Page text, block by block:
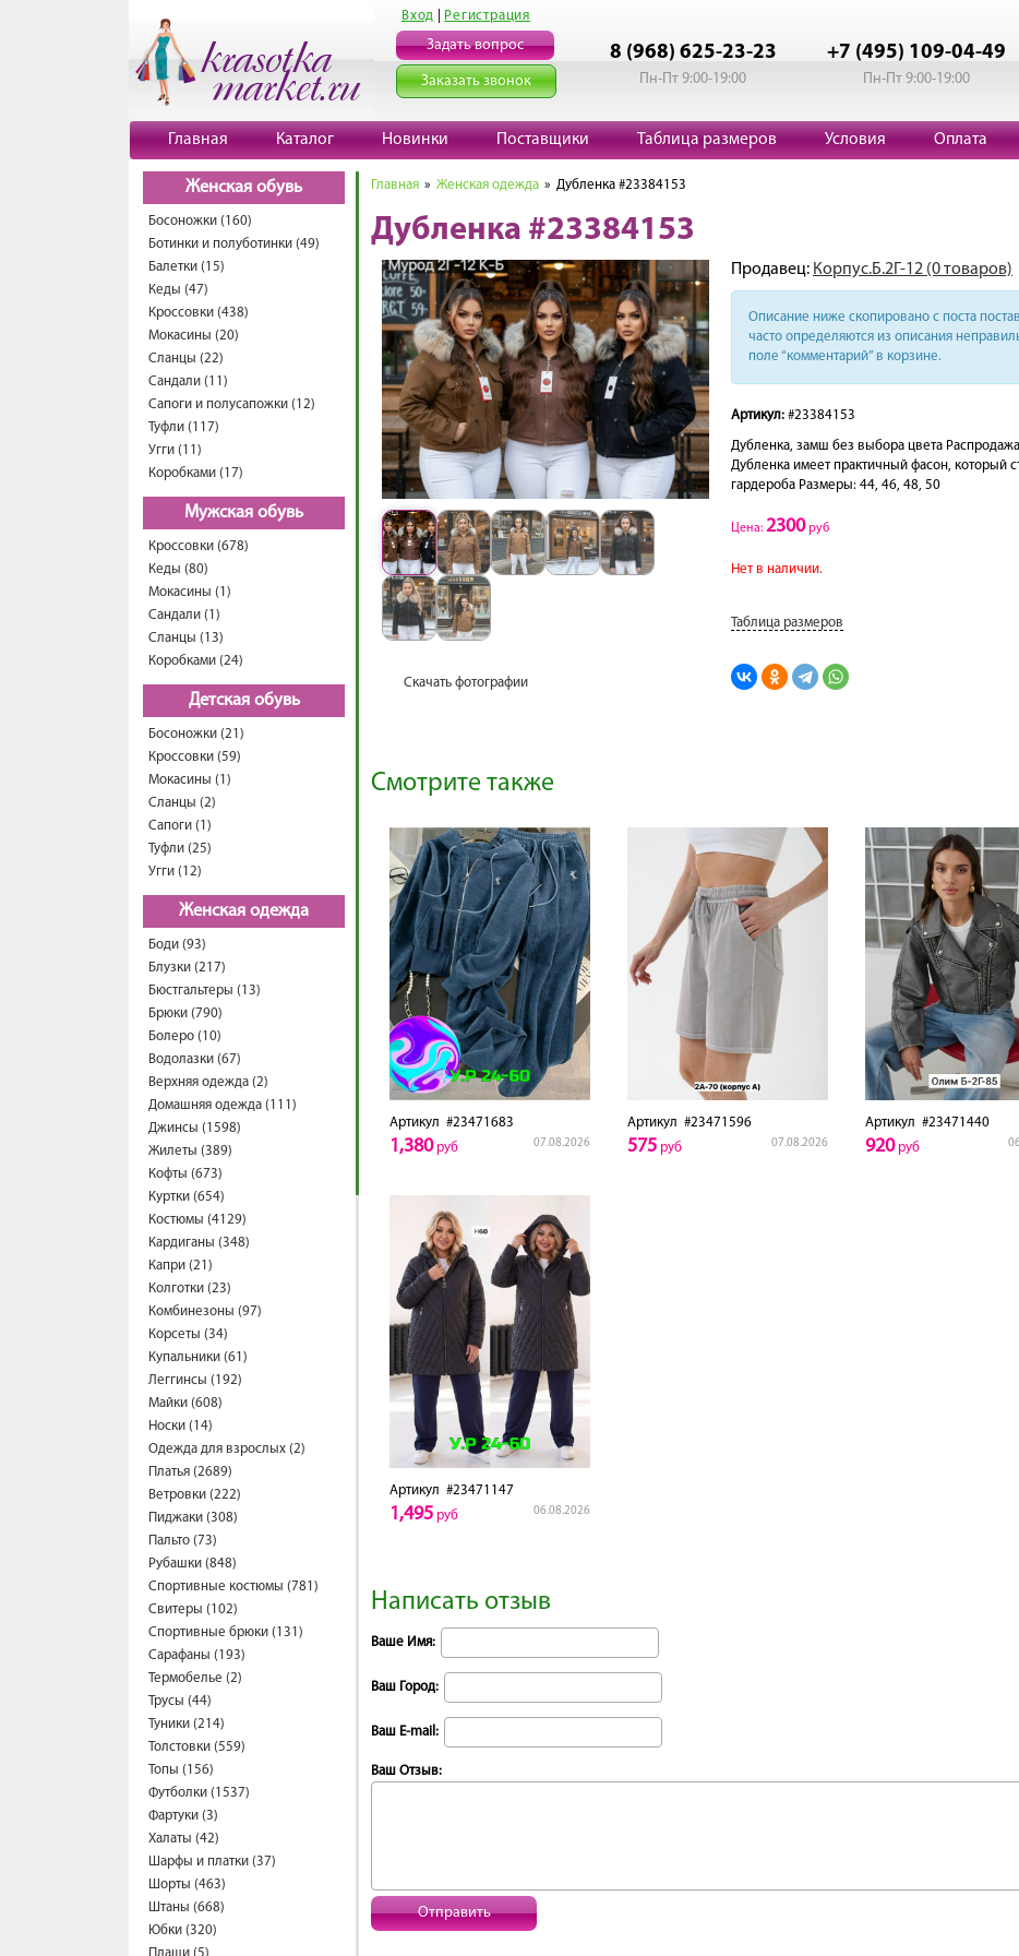
Вход Регистрация
Задать вопрос
Заказать звонок
8 (968) 625-23-23
Пн-Пт 9:00-19:00
+7 (495) 109-04-49
Пн-Пт 9:00-19:00
Главная Каталог Новинки Поставщики Таблица размеров Условия Оплата
Женская обувь
Босоножки (160)
Ботинки и полуботинки (49)
Балетки (15)
Кеды (47)
Кроссовки (438)
Мокасины (20)
Сланцы (22)
Сандали (11)
Сапоги и полусапожки (12)
Туфли (117)
Угги (11)
Коробками (17)
Мужская обувь
Кроссовки (678)
Кеды (80)
Мокасины (1)
Сандали (1)
Сланцы (13)
Коробками (24)
Детская обувь
Босоножки (21)
Кроссовки (59)
Мокасины (1)
Сланцы (2)
Сапоги (1)
Туфли (25)
Угги (12)
Женская одежда
Боди (93)
Блузки (217)
Бюстгальтеры (13)
Брюки (790)
Болеро (10)
Водолазки (67)
Верхняя одежда (2)
Домашняя одежда (111)
Джинсы (1598)
Жилеты (389)
Кофты (673)
Куртки (654)
Костюмы (4129)
Кардиганы (348)
Капри (21)
Колготки (23)
Комбинезоны (97)
Корсеты (34)
Купальники (61)
Леггинсы (192)
Майки (608)
Носки (14)
Одежда для взрослых (2)
Платья (2689)
Ветровки (222)
Пиджаки (308)
Пальто (73)
Рубашки (848)
Спортивные костюмы (781)
Свитеры (102)
Спортивные брюки (131)
Сарафаны (193)
Термобелье (2)
Трусы (44)
Туники (214)
Толстовки (559)
Топы (156)
Футболки (1537)
Фартуки (3)
Халаты (42)
Шарфы и платки (37)
Шорты (463)
Штаны (668)
Юбки (320)
Главная » Женская одежда » Дубленка #23384153
Дубленка #23384153
Скачать фотографии
Продавец: Корпус.Б.2Г-12 (0 товаров)
Описание ниже скопировано с поста
часто определяются из описания
поле “комментарий” в корзине.
Артикул: #23384153
Дубленка, замш без выбора цвета
Дубленка имеет практичный фасон, который
гардероба Размеры: 44, 46, 48, 50
Цена: 2300руб
Нет в наличии.
Таблица размеров
Смотрите также
Артикул #23471683
07.08.2026
1,380руб
Артикул #23471596
07.08.2026
575руб
Артикул #23471440
920руб
Артикул #23471147
06.08.2026
1,495 руб
Написать отзыв
Ваше Имя:
Ваш Город:
Ваш E-mail:
Ваш Отзыв:
Отправить